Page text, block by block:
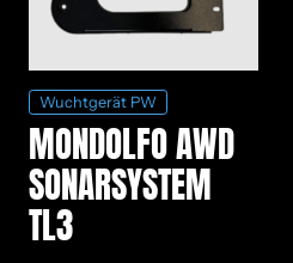
Wuchtgerät PW
MONDOLFO AWD
SONARSYSTEM
TL3